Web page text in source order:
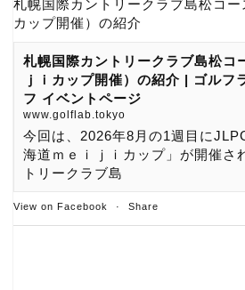
札幌国際カントリークラブ島松コー
カップ開催）の紹介
札幌国際カントリークラブ島松コ
ｊｉカップ開催）の紹介 | ゴルフ
フ イベントページ
www.golflab.tokyo
今回は、2026年8月の1週目に
海道ｍｅｉｊｉカップ」が開催さ
トリークラブ島
View on Facebook · Share